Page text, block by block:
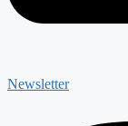
Newsletter